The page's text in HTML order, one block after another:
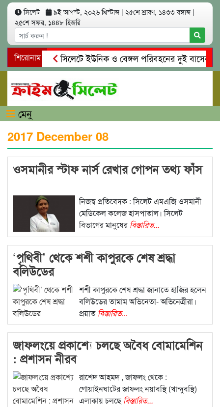
সিলেট ৯ই আগস্ট, ২০২৬ খ্রিস্টাব্দ | ২৫শে শ্রাবণ, ১৪৩৩ বঙ্গাব্দ |
২৫শে সফর, ১৪৪৮ হিজরি
শিরোনাম
সিলেটে ইউনিক ও বেঙ্গল পরিবহনের দুই বাসের
গোয়াইনঘাটে প্রেমের ফাঁদে তরুণী পাচার: মাদকাসক্ত
মেনু
2017 December 08
ওসমানীর স্টাফ নার্স রেখার গোপন তথ্য ফাঁস
নিজস্ব প্রতিবেদক : সিলেট এমএজি ওসমানী
মেডিকেল কলেজ হাসপাতাল। সিলেট
বিভাগের মানুষের বিস্তারিত...
‘পৃথিবী’ থেকে শশী কাপুরকে শেষ শ্রদ্ধা
বলিউডের
শশী কাপুরকে শেষ শ্রদ্ধা জানাতে হাজির হলেন
বলিউডের তামাম অভিনেতা- অভিনেত্রীরা।
প্রয়াত বিস্তারিত...
জাফলংয়ে প্রকাশ্যে চলছে অবৈধ বোমামেশিন
: প্রশাসন নীরব
রাশেদ আহমদ , জাফলং থেকে :
গোয়াইনঘাটের জাফলং নয়াবস্থি (খান্দুবস্থি)
এলাকায় চলছে বিস্তারিত...